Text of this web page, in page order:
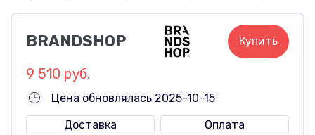
BRANDSHOP Купить
9 510 руб.
Цена обновлялась 2025-10-15
Доставка
Оплата